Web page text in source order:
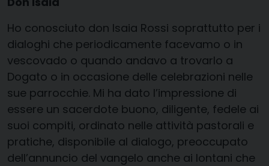
Ho conosciuto don Isaia Rossi soprattutto per i
dialoghi che periodicamente facevamo o in
vescovado o quando andavo a trovarlo a
Dogato o in occasione delle celebrazioni nelle
sue parrocchie. Mi ha dato l’impressione di
essere un sacerdote buono, diligente, fedele ai
suoi compiti, ordinato nelle attività pastorali e
pratiche, disponibile al dialogo, preoccupato
dell’annuncio del vangelo anche ai lontani che